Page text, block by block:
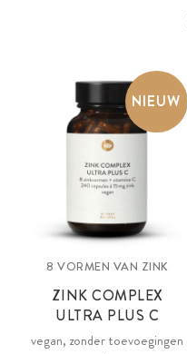
NIEUW
8 VORMEN VAN ZINK
ZINK COMPLEX
ULTRA PLUS C
vegan, zonder toevoegingen